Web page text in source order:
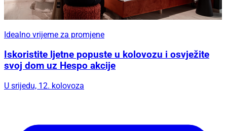
Idealno vrijeme za promjene
Iskoristite ljetne popuste u kolovozu i osvježite
svoj dom uz Hespo akcije
U srijedu, 12. kolovoza